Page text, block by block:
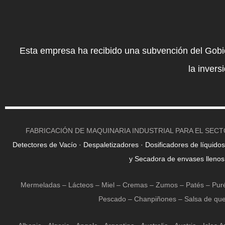
Esta empresa ha recibido una subvención del
la
FABRICACIÓN DE MAQUINARIA INDUSTRIAL PARA EL
Detectores de Vacío · Despaletizadores · Dosificadores de
y Secadora de envases llenos
Mermeladas – Lácteos – Miel – Cremas – Zumos – Patés –
Pescado – Chanpiñones – Salsa de